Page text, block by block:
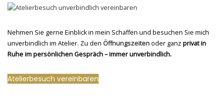
Nehmen Sie gerne Einblick in mein Schaffen und besuchen Sie mich
unverbindlich im Atelier. Zu den Öffnungszeitenoder ganz privat in
Ruhe im persönlichen Gespräch – immer unverbindlich.
Atelierbesuch vereinbaren